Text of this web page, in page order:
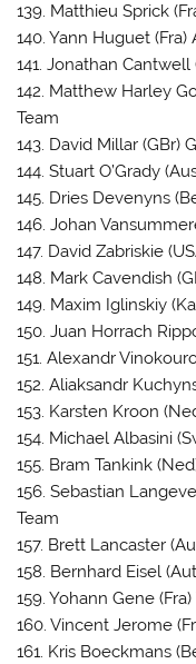
139. Matthieu Sprick
140. Yann Huguet
141. Jonathan
142. Matthew Harley
Team
143. David Millar (GBr)
144. Stuart O’Grady
145. Dries Devenyns
146. Johan
147. David Zabriskie
148. Mark Cavendish
149. Maxim Iglinskiy
150. Juan Horrach
151. Alexandr
152. Aliaksandr
153. Karsten Kroon
154. Michael Albasini
155. Bram Tankink
156. Sebastian
Team
157. Brett Lancaster
158. Bernhard Eisel
159. Yohann Gene
160. Vincent Jerome
161. Kris Boeckmans